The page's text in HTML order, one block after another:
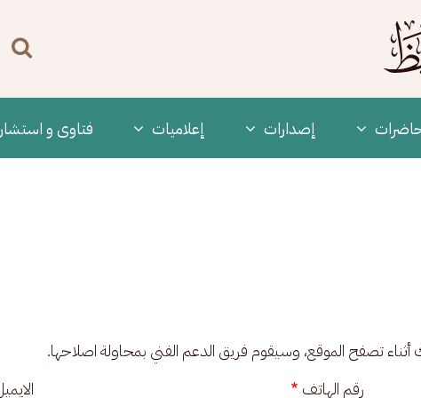
‫إصدارات إعلاميات فتاوى و
أثناء تصفح الموقع، وسيقوم فريق الدعم الفني بمحاولة اصلاحها.
رقم الهاتف